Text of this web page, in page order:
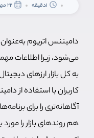
1دقیقه 22 مهر 1404
دامیننس اتریوم به‌عنوان
می‌شود، زیرا اطلاعات
به کل بازار ارزهای
آگاهانه‌تری را برای
هم روندهای بازار را